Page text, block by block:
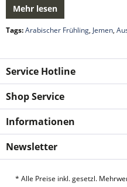
Mehr lesen
Tags:Arabischer Frühling, Jemen,
Service Hotline
Shop Service
Informationen
Newsletter
* Alle Preise inkl. gesetzl.